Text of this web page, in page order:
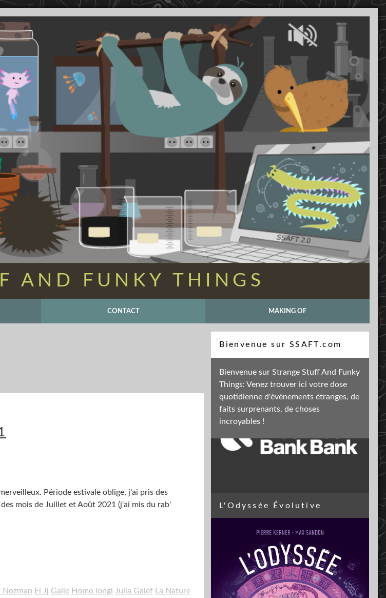
AND FUNKY THINGS
CONTACT MAKING OF
Période estivale oblige, j'ai pris des
mois de Juillet et Août 2021 (j'ai mis du rab'
Nozman El Jj Galle Homo longi Julia Galef La Nature
Bienvenue sur SSAFT.com
Bienvenue sur Strange Stuff And Funky
Things: Venez trouver ici votre dose
quotidienne d'évènements étranges, de
faits surprenants, de choses
incroyables !
Recherche
Soutenez mon activité
L'Odyssée Évolutive